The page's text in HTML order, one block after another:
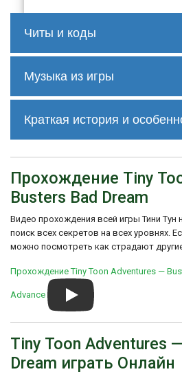
Читы и коды
пароли для игры Tiny Toon
Buster's Bad Dream на
Однако, игроки могут
бонусы, чтобы улучшить
Музыка из игры
Трек 3
Краткая история и
Adventures: Buster's Bad
разработана компанией
выпущена в 2002 году.
в рамках серии игр Tiny
критиков за свою
и верность
Прохождение Tiny
Busters Bad Dream
Видео прохождения всей игры Тини Тун
поиск всех секретов на всех уровнях.
можно посмотреть как страдают
Прохождение Tiny Toon Adventures —
Advance
Tiny Toon Adventures
Dream играть Онлайн